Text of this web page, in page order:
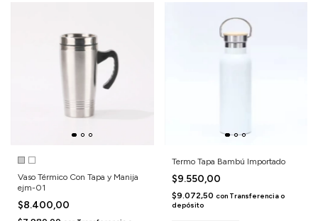
Vaso Térmico Con Tapa y Manija
ejm-01
$8.400,00
Termo Tapa Bambú Importado
$9.550,00
$9.072,50 con Transferencia o
depósito